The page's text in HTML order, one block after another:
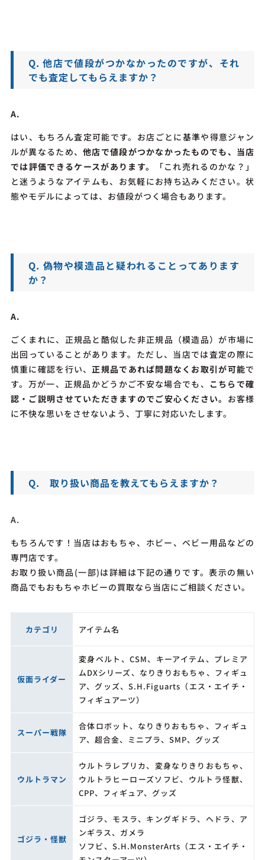
Q. 他店で値段がつかなかったのですが、それ
でも査定してもらえますか？
A.
はい、もちろん査定可能です。お店ごとに基準や得意ジャン
ルが異なるため、他店で値段がつかなかったものでも、当店
では評価できるケースがあります。
「これ売れるのかな？」
と迷うようなアイテムも、お気軽にお持ち込みください。状
態やモデルによっては、お値段がつく場合もあります。
Q. 偽物や模造品と疑われることってあります
か？
A.
ごくまれに、正規品と酷似した非正規品（模造品）が市場に
出回っていることがあります。ただし、当店では査定の際に
慎重に確認を行い、 正規品であれば問題なくお取引が可能で
す。 万が一、正規品かどうかご不安な場合でも、
こちらで確
認・ご説明させていただきますのでご安心ください。 お客様
に不快な思いをさせないよう、丁寧に対応いたします。
Q. 取り扱い商品を教えてもらえますか？
A.
もちろんです！当店はおもちゃ、ホビー、ベビー用品などの
専門店です。
お取り扱い商品(一部)は詳細は下記の通りです。表示の無い
商品でもおもちゃホビーの買取なら当店にご相談ください。
カテゴリ アイテム名
仮面ライダー
変身ベルト、CSM、キーアイテム、プレミア
ムDXシリーズ、なりきりおもちゃ、フィギュ
ア、グッズ、S.H.Figuarts（エス・エイチ・
フィギュアーツ）
スーパー戦隊
合体ロボット、なりきりおもちゃ、フィギュ
ア、超合金、ミニプラ、SMP、グッズ
ウルトラマン
ウルトラレプリカ、変身なりきりおもちゃ、
ウルトラヒーローズソフビ、ウルトラ怪獣、
CPP、フィギュア、グッズ
ゴジラ・怪獣
ゴジラ、モスラ、キングギドラ、ヘドラ、ア
ンギラス、ガメラ
ソフビ、S.H.MonsterArts（エス・エイチ・